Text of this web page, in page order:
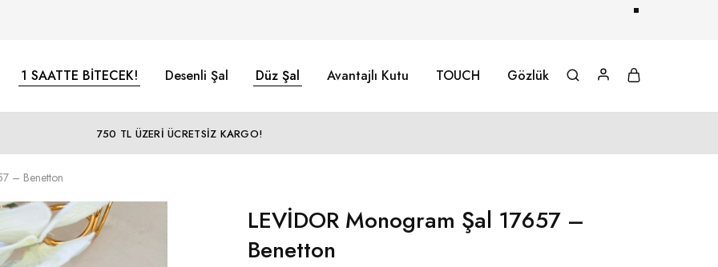
1 SAATTE BİTECEK! Desenli Şal Düz Şal Avantajlı Kutu TOUCH Gözlük
750 TL ÜZERİ ÜCRETSİZ KARGO!
– Benetton
LEVİDOR Monogram Şal 17657 –
Benetton